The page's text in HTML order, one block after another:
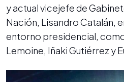
y actual vicejefe de
Nación, Lisandro Catalán,
entorno presidencial,
Lemoine, Iñaki Gutiérrez y